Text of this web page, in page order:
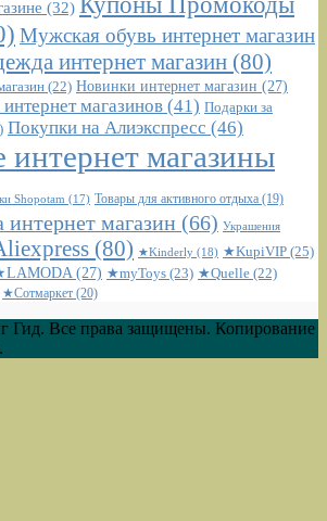
(32)
Мужская обувь интернет магазин
интернет магазин (80)
(22) Новинки интернет магазин (27)
магазинов (41) Подарки за
Покупки на Алиэкспресс (46)
интернет магазины
Shopotam (17) Товары для активного отдыха (19)
магазин (66) Украшения
(80) ★Kinderly (18) ★KupiVIP (25)
(27) ★myToys (23) ★Quelle (22)
★Сотмаркет (20)
Гид. Все права защищены. Копирование